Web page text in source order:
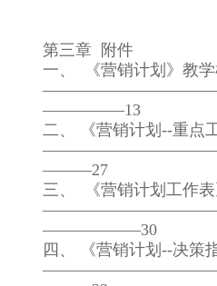
第三章 附件
一、 《营销计划》教学
—————13
二、 《营销计划--重点
———27
三、 《营销计划工作表
——————30
四、 《营销计划--决策